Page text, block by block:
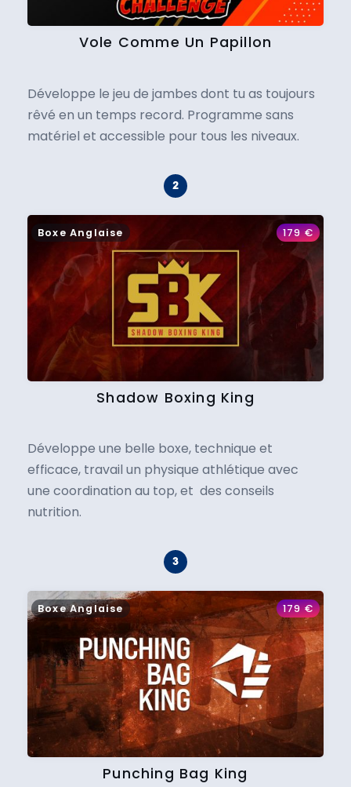
Vole Comme Un Papillon
Développe le jeu de jambes dont tu as toujours
rêvé en un temps record. Programme sans
matériel et accessible pour tous les niveaux.
Boxe Anglaise 179€
Shadow Boxing King
Développe une belle boxe, technique et
efficace, travail un physique athlétique avec
une coordination au top, et des conseils
nutrition.
Boxe Anglaise 179€
Punching Bag King